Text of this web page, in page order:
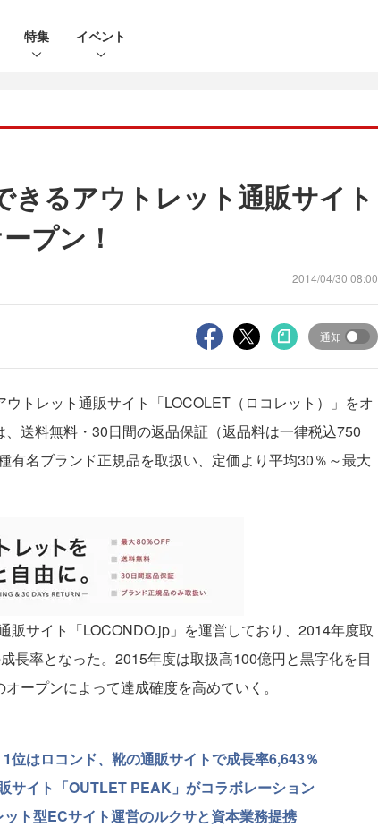
特集 イベント
きるアウトレット通販サイト
プン！
2014/04/30 08:00
通知
トレット通販サイト「LOCOLET（ロコレット）」をオ
送料無料・30日間の返品保証（返品料は一律税込750
有名ブランド正規品を取扱い、定価より平均30％～最大
販サイト「LOCONDO.jp」を運営しており、2014年度取
長率となった。2015年度は取扱高100億円と黒字化を目
ープンによって達成確度を高めていく。
位はロコンド、靴の通販サイトで成長率6,643％
サイト「OUTLET PEAK」がコラボレーション
ト型ECサイト運営のルクサと資本業務提携